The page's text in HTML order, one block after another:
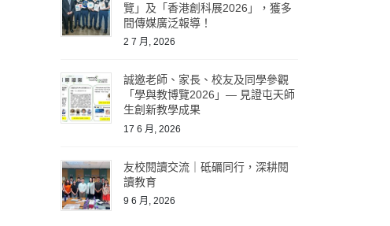
覽」及「香港創科展2026」，獲多
間傳媒廣泛報導！
2 7 月, 2026
誠邀老師、家長、校友及同學參觀
「學與教博覽2026」— 見證屯天師
生創新教學成果
17 6 月, 2026
友校閱讀交流｜砥礪同行，深耕閱
讀教育
9 6 月, 2026